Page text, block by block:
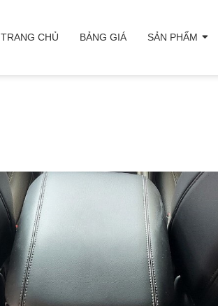
TRANG CHỦ BẢNG GIÁ SẢN PHẨM